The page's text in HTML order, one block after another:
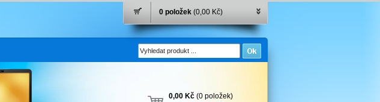
0 položek (0,00 Kč)
0,00 Kč (0 položek)